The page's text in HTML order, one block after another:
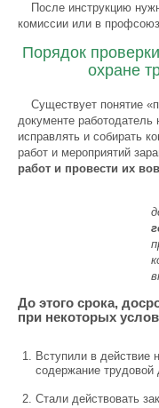
После инструкцию
комиссии или в
Порядок
охране
Существует понятие
документе
исправлять и собирать
работ и мероприятий
работ и провести их
До этого срока,
при некоторых
Вступили в действие
содержание трудовой
Стали действовать